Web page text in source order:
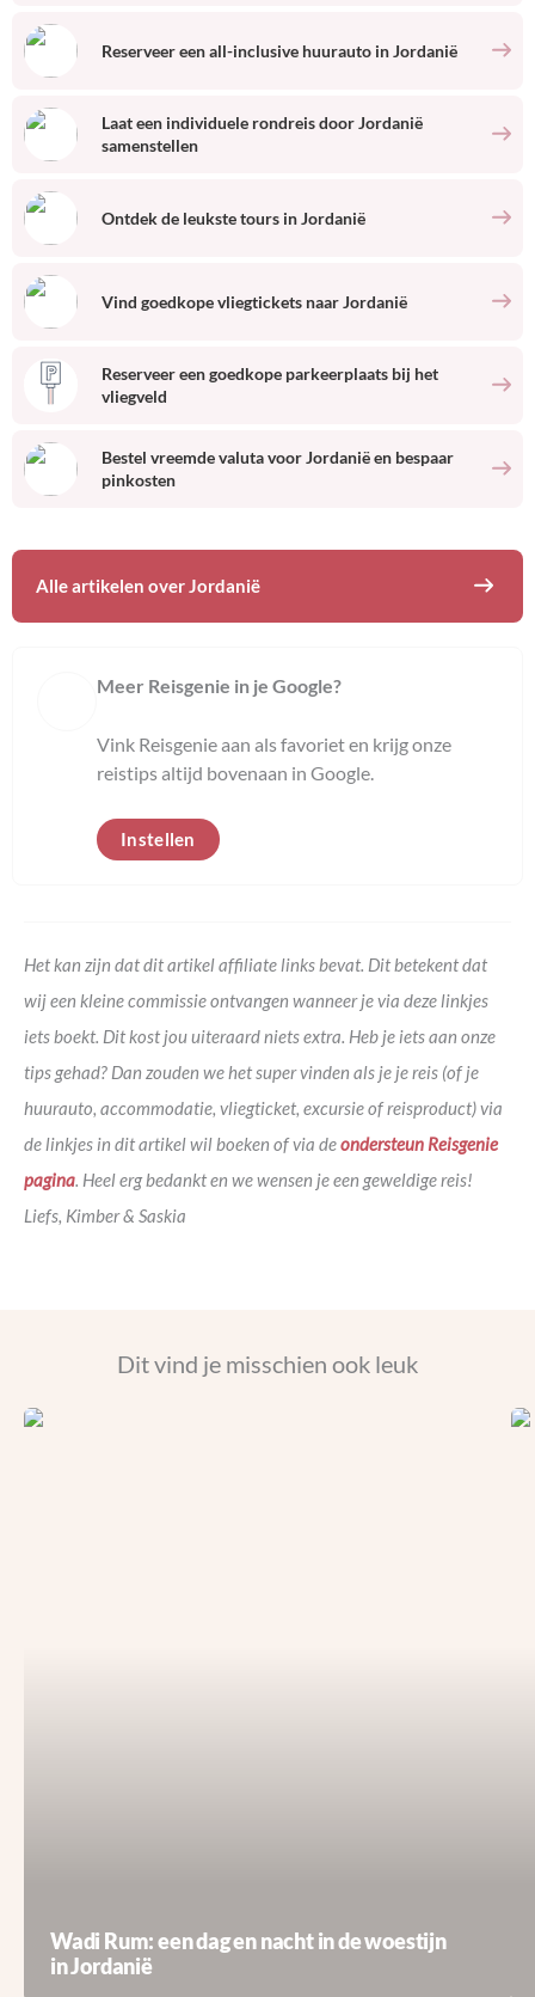
Reserveer een all-inclusive huurauto inJordanië
Laat een individuele rondreis doorJordanië
samenstellen
Ontdek de leukste tours inJordanië
Vind goedkope vliegtickets naarJordanië
Reserveer een goedkope parkeerplaats bij het
vliegveld
Bestel vreemde valuta voorJordaniëen bespaar
pinkosten
Alle artikelen over Jordanië
Meer Reisgenie in je Google?
Vink Reisgenie aan als favoriet en krijg onze
reistips altijd bovenaan in Google.
Instellen
Het kan zijn dat dit artikel affiliate links bevat. Dit betekent dat
wij een kleine commissie ontvangen wanneer je via deze linkjes
iets boekt. Dit kost jou uiteraard niets extra. Heb je iets aan onze
tips gehad? Dan zouden we het super vinden als je je reis (of je
huurauto, accommodatie, vliegticket, excursie of reisproduct) via
de linkjes in dit artikel wil boeken of via deondersteun Reisgenie
pagina. Heel erg bedankt en we wensen je een geweldige reis!
Liefs, Kimber & Saskia
Dit vind je misschien ook leuk
Wadi Rum: een dag en nacht in de woestijn
in Jordanië